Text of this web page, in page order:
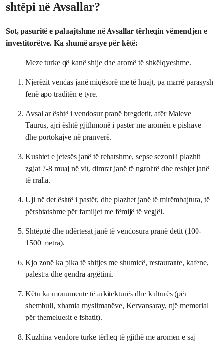
shtëpi në Avsallar?
Sot, pasuritë e paluajtshme në Avsallar tërheqin vëmendjen e
investitorëtve. Ka shumë arsye për këtë:
Meze turke që kanë shije dhe aromë të shkëlqyeshme.
Njerëzit vendas janë miqësorë me të huajt, pa marrë parasysh
fenë apo traditën e tyre.
Avsallar është i vendosur pranë bregdetit, afër Maleve
Taurus, ajri është gjithmonë i pastër me aromën e pishave
dhe portokajve në pranverë.
Kushtet e jetesës janë të rehatshme, sepse sezoni i plazhit
zgjat 7-8 muaj në vit, dimrat janë të ngrohtë dhe reshjet janë
të rralla.
Uji në det është i pastër, dhe plazhet janë të mirëmbajtura, të
përshtatshme për familjet me fëmijë të vegjël.
Shtëpitë dhe ndërtesat janë të vendosura pranë detit (100-
1500 metra).
Kjo zonë ka pika të shitjes me shumicë, restaurante, kafene,
palestra dhe qendra argëtimi.
Këtu ka monumente të arkitekturës dhe kulturës (për
shembull, xhamia myslimanëve, Kervansaray, një memorial
për themeluesit e fshatit).
Kuzhina vendore turke tërheq të gjithë me aromën e saj